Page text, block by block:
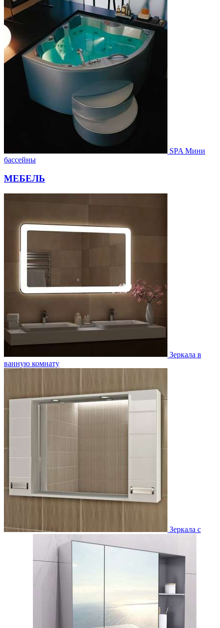
SPA Мини
бассейны
МЕБЕЛЬ
Зеркала в
ванную комнату
Зеркала с